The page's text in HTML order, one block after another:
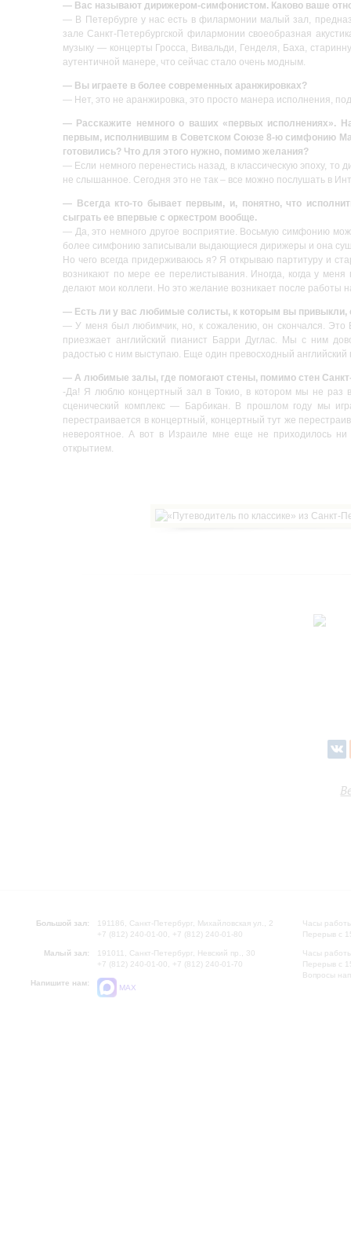
— Вас называют дирижером-симфонистом. Каково ваше
— В Петербурге у нас есть в филармонии малый зал,
зале Санкт-Петербургской филармонии своеобразная
музыку — концерты Гросса, Вивальди, Генделя, Баха,
аутентичной манере, что сейчас стало очень модным.
— Вы играете в более современных аранжировках?
— Нет, это не аранжировка, это просто манера исполнения,
— Расскажите немного о ваших «первых исполнениях».
первым, исполнившим в Советском Союзе 8-ю симфонию
готовились? Что для этого нужно, помимо желания?
— Если немного перенестись назад, в классическую эпоху,
не слышанное. Сегодня это не так – все можно послушать в
— Всегда кто-то бывает первым, и, понятно, что
сыграть ее впервые с оркестром вообще.
— Да, это немного другое восприятие. Восьмую симфонию
более симфонию записывали выдающиеся дирижеры и она
Но чего всегда придерживаюсь я? Я открываю партитуру и
возникают по мере ее перелистывания. Иногда, когда у
делают мои коллеги. Но это желание возникает после работы
— Есть ли у вас любимые солисты, к которым вы привыкли,
— У меня был любимчик, но, к сожалению, он скончался.
приезжает английский пианист Барри Дуглас. Мы с ним
радостью с ним выступаю. Еще один превосходный
— А любимые залы, где помогают стены, помимо стен
-Да! Я люблю концертный зал в Токио, в котором мы не раз
сценический комплекс — Барбикан. В прошлом году мы
перестраивается в концертный, концертный тут же
невероятное. А вот в Израиле мне еще не приходилось ни
открытием.
Большой зал:
191186, Санкт-Петербург, Михайловская ул., 2
+7 (812) 240-01-00, +7 (812) 240-01-80
Малый зал:
191011, Санкт-Петербург, Невский пр., 30
+7 (812) 240-01-00, +7 (812) 240-01-70
Напишите нам:
MAX
Часы
Перерыв с
Часы
Перерыв с
Вопросы